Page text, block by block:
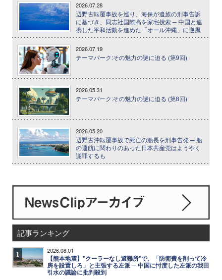
2026.07.28
辺野古転覆事故を巡り、海保が遺族の刑事告訴
に基づき、同志社国際高を家宅捜索 ─ 中国と連
携した平和活動を進めた「オール沖縄」に逆風
2026.07.19
テーマパーク:その魅力の謎に迫る (第9回)
2026.05.31
テーマパーク:その魅力の謎に迫る (第8回)
2026.05.20
辺野古沖転覆事故で死亡の船長を刑事告発 ─ 船
の運航に関わりのあった日本共産党はようやく
謝罪するも
記事ランキング
1 2026.08.01
【熊本地震】"クーラーなし避難所"で、「防衛費を削って冷
房を設置しろ」と主張する左派 ─ 中国に忖度した左派の我田
引水の議論に批判殺到